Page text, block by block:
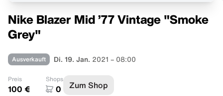
Nike Blazer Mid ’77 Vintage "Smoke
Grey"
Ausverkauft Di. 19. Jan. 2021 – 08:00
Preis
100 €
Shops
0 Zum Shop